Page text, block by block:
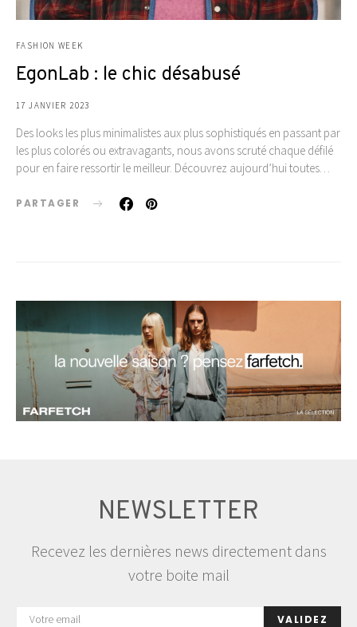
FASHION WEEK
EgonLab : le chic désabusé
17 JANVIER 2023
Des looks les plus minimalistes aux plus sophistiqués en passant par
les plus colorés ou extravagants, nous avons scruté chaque défilé
pour en faire ressortir le meilleur. Découvrez aujourd’hui toutes…
PARTAGER
NEWSLETTER
Recevez les dernières news directement dans
votre boite mail
VALIDEZ